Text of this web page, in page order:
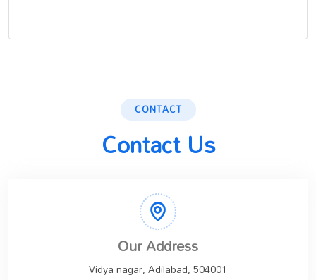
CONTACT
Contact Us
Our Address
Vidya nagar, Adilabad, 504001